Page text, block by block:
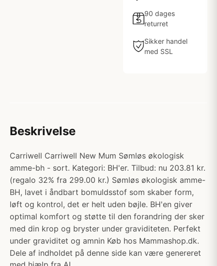
90 dages
returret
Sikker handel
med SSL
Beskrivelse
Carriwell Carriwell New Mum Sømløs økologisk
amme-bh - sort. Kategori: BH'er. Tilbud: nu 203.81 kr.
(regalo 32% fra 299.00 kr.) Sømløs økologisk amme-
BH, lavet i åndbart bomuldsstof som skaber form,
løft og kontrol, det er helt uden bøjle. BH'en giver
optimal komfort og støtte til den forandring der sker
med din krop og bryster under graviditeten. Perfekt
under graviditet og amnin Køb hos Mammashop.dk.
Dele af indholdet på denne side kan være genereret